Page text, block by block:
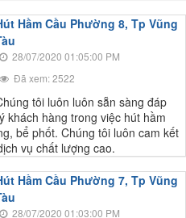
Hầm Cầu Phường 8, Tp Vũng
28/07/2020 01:05:00 PM
Đã xem: 2522
tôi luôn luôn sẵn sàng đáp
khách hàng trong việc hút hầm
bể phốt. Chúng tôi luôn cam kết
vụ chất lượng cao.
Hầm Cầu Phường 7, Tp Vũng
28/07/2020 01:03:00 PM